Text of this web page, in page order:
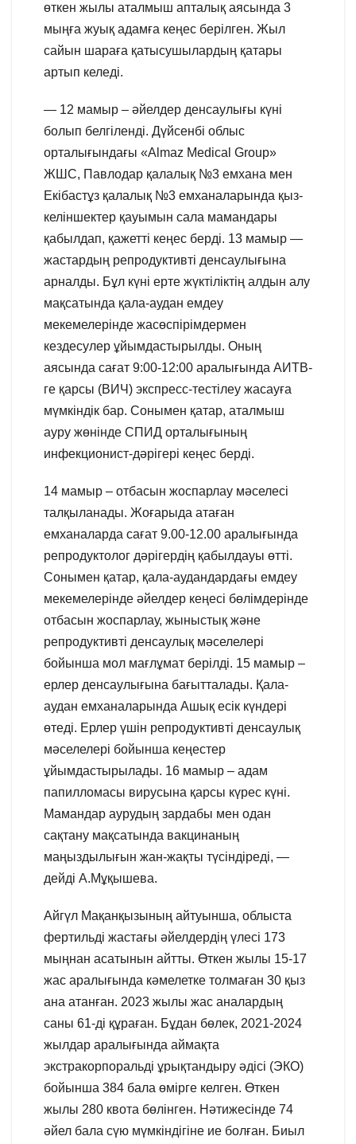
өткен жылы аталмыш апталық аясында 3
мыңға жуық адамға кеңес берілген. Жыл
сайын шараға қатысушылардың қатары
артып келеді.
— 12 мамыр – әйелдер денсаулығы күні
болып белгіленді. Дүйсенбі облыс
орталығындағы «Almaz Medical Group»
ЖШС, Павлодар қалалық №3 емхана мен
Екібастұз қалалық №3 емханаларында қыз-
келіншектер қауымын сала мамандары
қабылдап, қажетті кеңес берді. 13 мамыр —
жастардың репродуктивті денсаулығына
арналды. Бұл күні ерте жүктіліктің алдын алу
мақсатында қала-аудан емдеу
мекемелерінде жасөспірімдермен
кездесулер ұйымдастырылды. Оның
аясында сағат 9:00-12:00 аралығында АИТВ-
ге қарсы (ВИЧ) экспресс-тестілеу жасауға
мүмкіндік бар. Сонымен қатар, аталмыш
ауру жөнінде СПИД орталығының
инфекционист-дәрігері кеңес берді.
14 мамыр – отбасын жоспарлау мәселесі
талқыланады. Жоғарыда атаған
емханаларда сағат 9.00-12.00 аралығында
репродуктолог дәрігердің қабылдауы өтті.
Сонымен қатар, қала-аудандардағы емдеу
мекемелерінде әйелдер кеңесі бөлімдерінде
отбасын жоспарлау, жыныстық және
репродуктивті денсаулық мәселелері
бойынша мол мағлұмат берілді. 15 мамыр –
ерлер денсаулығына бағытталады. Қала-
аудан емханаларында Ашық есік күндері
өтеді. Ерлер үшін репродуктивті денсаулық
мәселелері бойынша кеңестер
ұйымдастырылады. 16 мамыр – адам
папилломасы вирусына қарсы күрес күні.
Мамандар аурудың зардабы мен одан
сақтану мақсатында вакцинаның
маңыздылығын жан-жақты түсіндіреді, —
дейді А.Мұқышева.
Айгүл Мақанқызының айтуынша, облыста
фертильді жастағы әйелдердің үлесі 173
мыңнан асатынын айтты. Өткен жылы 15-17
жас аралығында кәмелетке толмаған 30 қыз
ана атанған. 2023 жылы жас аналардың
саны 61-ді құраған. Бұдан бөлек, 2021-2024
жылдар аралығында аймақта
экстракорпоральді ұрықтандыру әдісі (ЭКО)
бойынша 384 бала өмірге келген. Өткен
жылы 280 квота бөлінген. Нәтижесінде 74
әйел бала сүю мүмкіндігіне ие болған. Биыл